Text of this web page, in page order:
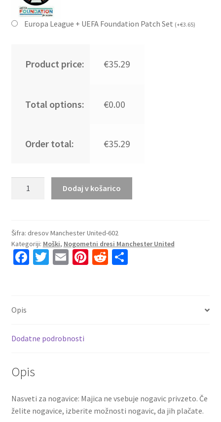
Europa League + UEFA Foundation Patch Set (+€3.65)
Product price: €35.29
Total options: €0.00
Order total: €35.29
Dresi
Manchester
United
25
24
Dodaj v košarico
Šifra: dresov Manchester United-602
Kategoriji: Moški, Nogometni dresi Manchester United
Fa
k
T E Pi R S
Opis
Dodatne podrobnosti
Opis
Nasveti za nogavice: Majica ne vsebuje nogavic privzeto. Če
želite nogavice, izberite možnosti nogavic, da jih plačate.